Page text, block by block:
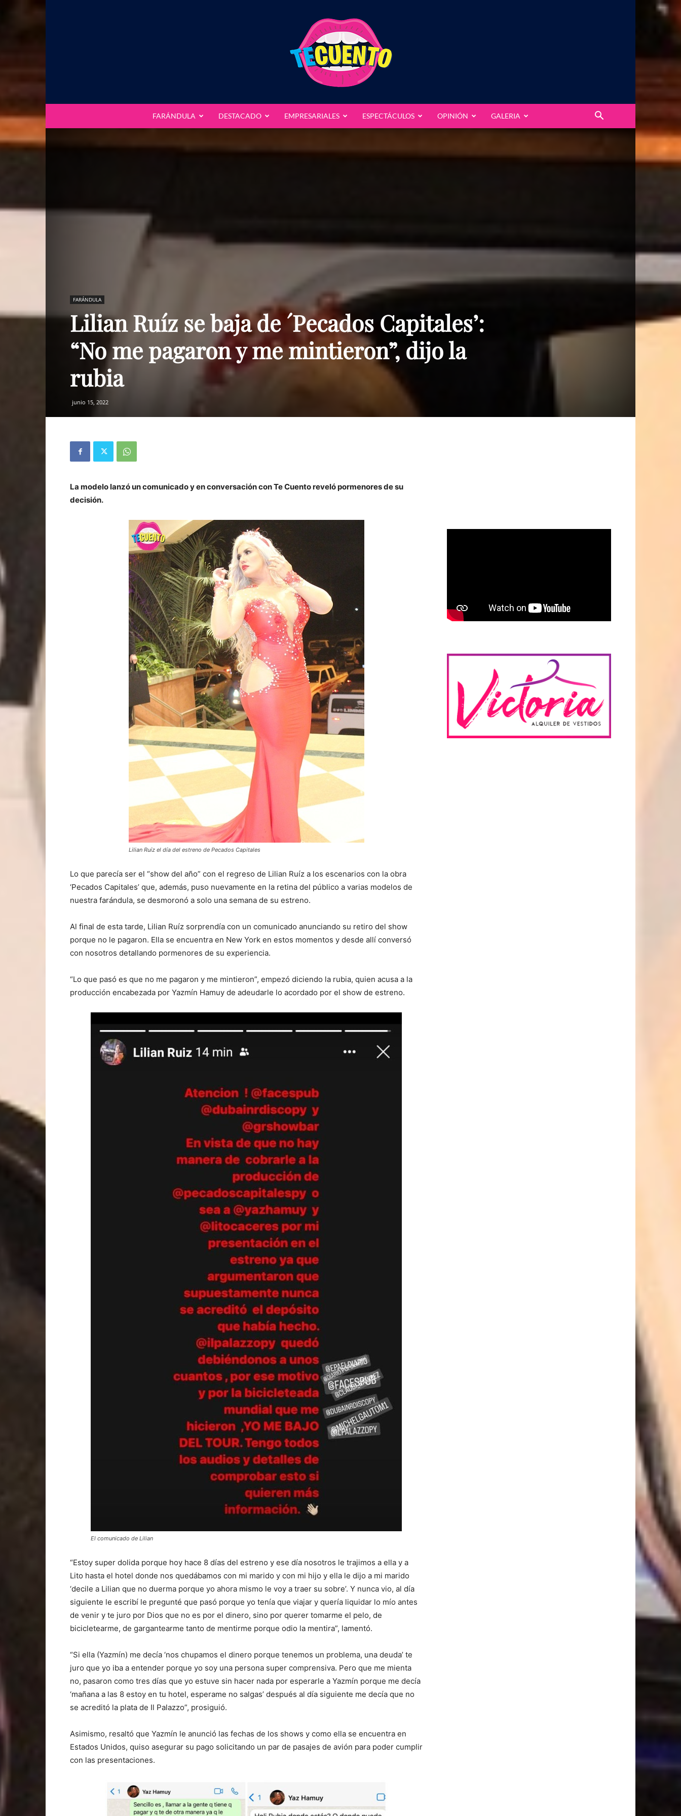
FARÁNDULA DESTACADO EMPRESARIALES ESPECTÁCULOS OPINIÓN GALERIA
FARÁNDULA
Lilian Ruíz se baja de ´Pecados Capitales’:
“No me pagaron y me mintieron”, dijo la
rubia
junio 15, 2022
La modelo lanzó un comunicado y en conversación con Te Cuento reveló pormenores de su
decisión.
Lilian Ruíz el día del estreno de Pecados Capitales
Lo que parecía ser el “show del año” con el regreso de Lilian Ruíz a los escenarios con la obra
‘Pecados Capitales’ que, además, puso nuevamente en la retina del público a varias modelos de
nuestra farándula, se desmoronó a solo una semana de su estreno.
Al final de esta tarde, Lilian Ruíz sorprendía con un comunicado anunciando su retiro del show
porque no le pagaron. Ella se encuentra en New York en estos momentos y desde allí conversó
con nosotros detallando pormenores de su experiencia.
“Lo que pasó es que no me pagaron y me mintieron”, empezó diciendo la rubia, quien acusa a la
producción encabezada por Yazmín Hamuy de adeudarle lo acordado por el show de estreno.
El comunicado de Lilian
“Estoy super dolida porque hoy hace 8 días del estreno y ese día nosotros le trajimos a ella y a
Lito hasta el hotel donde nos quedábamos con mi marido y con mi hijo y ella le dijo a mi marido
‘decile a Lilian que no duerma porque yo ahora mismo le voy a traer su sobre’. Y nunca vio, al día
siguiente le escribí le pregunté que pasó porque yo tenía que viajar y quería liquidar lo mío antes
de venir y te juro por Dios que no es por el dinero, sino por querer tomarme el pelo, de
bicicletearme, de gargantearme tanto de mentirme porque odio la mentira”, lamentó.
“Si ella (Yazmín) me decía ‘nos chupamos el dinero porque tenemos un problema, una deuda’ te
juro que yo iba a entender porque yo soy una persona super comprensiva. Pero que me mienta
no, pasaron como tres días que yo estuve sin hacer nada por esperarle a Yazmín porque me decía
‘mañana a las 8 estoy en tu hotel, esperame no salgas’ después al día siguiente me decía que no
se acreditó la plata de Il Palazzo”, prosiguió.
Asimismo, resaltó que Yazmín le anunció las fechas de los shows y como ella se encuentra en
Estados Unidos, quiso asegurar su pago solicitando un par de pasajes de avión para poder cumplir
con las presentaciones.